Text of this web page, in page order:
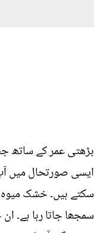
بڑھتی عمر کے ساتھ
ایسی صورتحال میں
سکتے ہیں۔ خشک
سمجھا جاتا رہا